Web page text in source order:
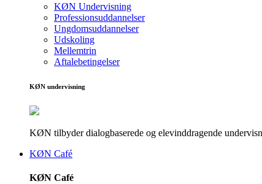
KØN Undervisning
Professionsuddannelser
Ungdomsuddannelser
Udskoling
Mellemtrin
Aftalebetingelser
KØN undervisning
KØN tilbyder dialogbaserede og elevinddragende
KØN Café
KØN Café